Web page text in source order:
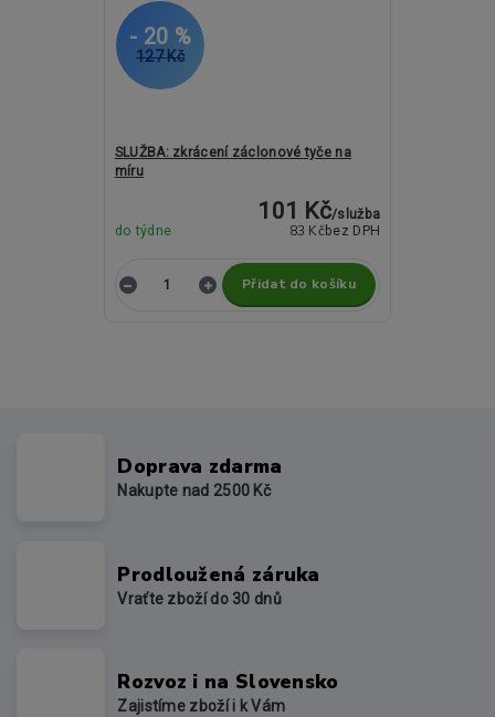
127 Kč
- 20 %
SLUŽBA: zkrácení záclonové tyče na
míru
101 Kč/služba
83 Kč bez DPH
do týdne
Přidat do košíku
Doprava zdarma
Nakupte nad 2500 Kč
Prodloužená záruka
Vraťte zboží do 30 dnů
Rozvoz i na Slovensko
Zajistíme zboží i k Vám